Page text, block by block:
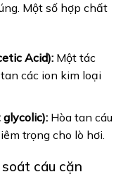
Một số hợp chất
Acid):Một tác
các ion kim loại
Hòa tan cáu
trọng cho lò hơi.
cáu cặn